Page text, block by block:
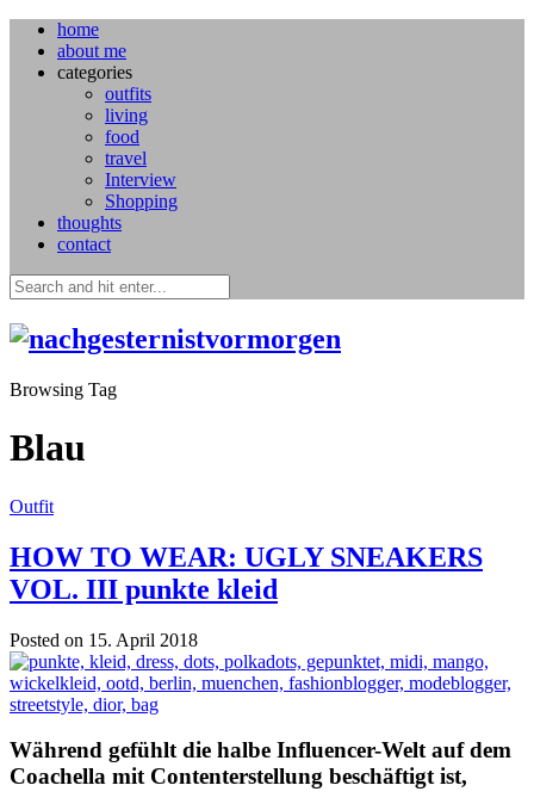
home
about me
categories
outfits
living
food
travel
Interview
Shopping
thoughts
contact
Browsing Tag
Blau
Outfit
HOW TO WEAR: UGLY SNEAKERS
VOL. III punkte kleid
Posted on 15. April 2018
Während gefühlt die halbe Influencer-Welt auf dem
Coachella mit Contenterstellung beschäftigt ist,